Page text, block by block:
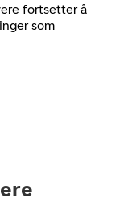
fortsetter å
som